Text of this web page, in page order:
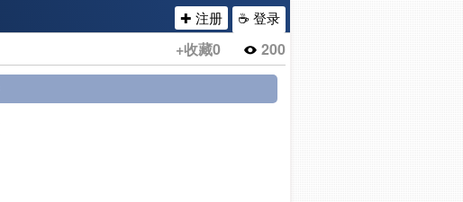
☕ 登录
✚ 注册
+收藏0 200